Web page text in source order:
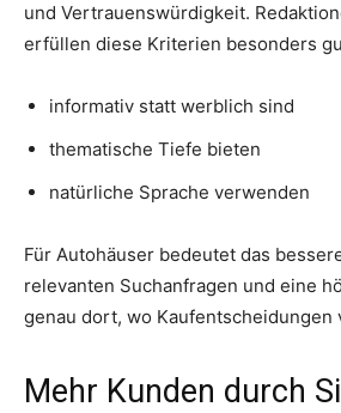
und Vertrauenswürdigkeit.
erfüllen diese Kriterien besonders
informativ statt werblich sind
thematische Tiefe bieten
natürliche Sprache verwenden
Für Autohäuser bedeutet das
relevanten Suchanfragen und eine
genau dort, wo
Mehr Kunden durch